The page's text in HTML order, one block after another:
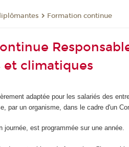
Formation continue
climatiques
adaptée pour les salariés des
par un organisme, dans le cadre d'un
journée, est programmée sur une année.